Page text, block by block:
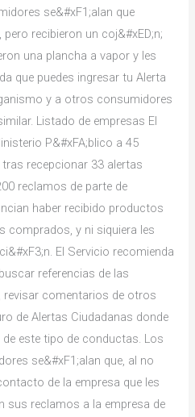
se&#xF1;alan que
recibieron un coj&#xED;n;
una plancha a vapor y les
que puedes ingresar tu Alerta
y a otros consumidores
Listado de empresas El
P&#xFA;blico a 45
recepcionar 33 alertas
reclamos de parte de
haber recibido productos
y ni siquiera les
El Servicio recomienda
referencias de las
revisar comentarios de otros
de Alertas Ciudadanas donde
este tipo de conductas. Los
se&#xF1;alan que, al no
de la empresa que les
sus reclamos a la empresa de